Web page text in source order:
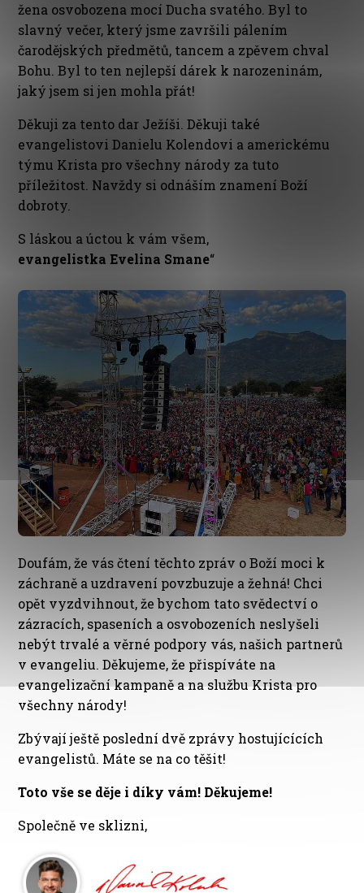
žena osvobozena mocí Ducha svatého. Byl to
slavný večer, který jsme završili pálením
čarodějských předmětů, tancem a zpěvem chval
Bohu. Byl to ten nejlepší dárek k narozeninám,
jaký jsem si jen mohla přát!
Děkuji za tento dar Ježíši. Děkuji také
evangelistovi Danielu Kolendovi a americkému
týmu Krista pro všechny národy za tuto
příležitost. Navždy si odnáším znamení Boží
dobroty.
S láskou a úctou k vám všem,
evangelistka Evelina Smane“
Doufám, že vás čtení těchto zpráv o Boží moci k
záchraně a uzdravení povzbuzuje a žehná! Chci
opět vyzdvihnout, že bychom tato svědectví o
zázracích, spaseních a osvobozeních neslyšeli
nebýt trvalé a věrné podpory vás, našich partnerů
v evangeliu. Děkujeme, že přispíváte na
evangelizační kampaně a na službu Krista pro
všechny národy!
Zbývají ještě poslední dvě zprávy hostujícících
evangelistů. Máte se na co těšit!
Toto vše se děje i díky vám! Děkujeme!
Společně ve sklizni,